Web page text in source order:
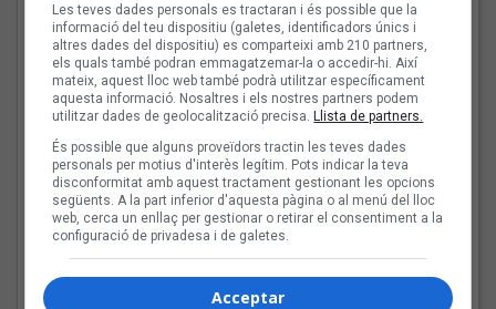
Abras, Mazoni, Sanjosex
i The Gruixut’s
El Sona9 d'estiu d'iCat
descobreix els
concursants balears i
valencians
Tot a punt per la Plaça
del Folk 2026
Les teves dades personals es tractaran i és possible que la
informació del teu dispositiu (galetes, identificadors únics i
altres dades del dispositiu) es comparteixi amb 210 partners,
els quals també podran emmagatzemar-la o accedir-hi. Així
mateix, aquest lloc web també podrà utilitzar específicament
aquesta informació. Nosaltres i els nostres partners podem
utilitzar dades de geolocalització precisa.Llista de partners.
És possible que alguns proveïdors tractin les teves dades
personals per motius d'interès legítim. Pots indicar la teva
disconformitat amb aquest tractament gestionant les opcions
següents. A la part inferior d'aquesta pàgina o al menú del lloc
web, cerca un enllaç per gestionar o retirar el consentiment a la
configuració de privadesa i de galetes.
Acceptar